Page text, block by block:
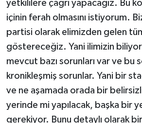
yetkililere çağrı yapacağız. Bu
içinin ferah olmasını istiyorum.
partisi olarak elimizden gelen
göstereceğiz. Yani ilimizin
mevcut bazı sorunları var ve bu
kronikleşmiş sorunlar. Yani bir
ve ne aşamada orada bir
yerinde mi yapılacak, başka bir
gerekiyor. Bunu detaylı olarak bir